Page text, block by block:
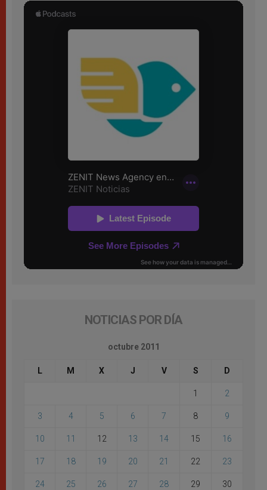
NOTICIAS POR DÍA
octubre 2011
L M X J V S D
1 2
3 4 5 6 7 8 9
10 11 12 13 14 15 16
17 18 19 20 21 22 23
24 25 26 27 28 29 30